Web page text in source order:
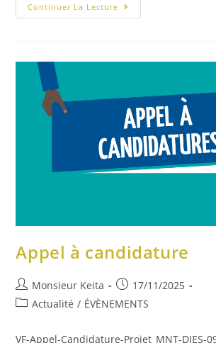
Continuer La Lecture
Appel à candidature
Monsieur Keita
17/11/2025
Actualité / ÉVÈNEMENTS
VF-Appel-Candidature-Projet_MNT-DIES-